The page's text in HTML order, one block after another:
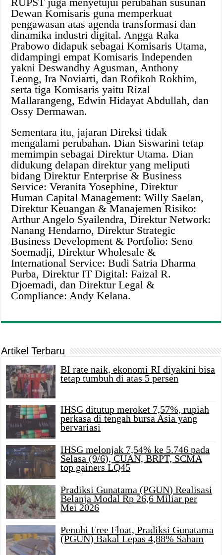
Dewan Komisaris guna memperkuat
pengawasan atas agenda transformasi dan
dinamika industri digital. Angga Raka
Prabowo didapuk sebagai Komisaris Utama,
didampingi empat Komisaris Independen
yakni Deswandhy Agusman, Anthony
Leong, Ira Noviarti, dan Rofikoh Rokhim,
serta tiga Komisaris yaitu Rizal
Mallarangeng, Edwin Hidayat Abdullah, dan
Ossy Dermawan.
Sementara itu, jajaran Direksi tidak
mengalami perubahan. Dian Siswarini tetap
memimpin sebagai Direktur Utama. Dian
didukung delapan direktur yang meliputi
bidang Direktur Enterprise & Business
Service: Veranita Yosephine, Direktur
Human Capital Management: Willy Saelan,
Direktur Keuangan & Manajemen Risiko:
Arthur Angelo Syailendra, Direktur Network:
Nanang Hendarno, Direktur Strategic
Business Development & Portfolio: Seno
Soemadji, Direktur Wholesale &
International Service: Budi Satria Dharma
Purba, Direktur IT Digital: Faizal R.
Djoemadi, dan Direktur Legal &
Compliance: Andy Kelana.
Artikel Terbaru
BI rate naik, ekonomi RI diyakini bisa
tetap tumbuh di atas 5 persen
IHSG ditutup meroket 7,57%, rupiah
perkasa di tengah bursa Asia yang
bervariasi
IHSG melonjak 7,54% ke 5.746 pada
Selasa (9/6), CUAN, BRPT, SCMA
top gainers LQ45
Pradiksi Gunatama (PGUN) Realisasi
Belanja Modal Rp 26,6 Miliar per
Mei 2026
Penuhi Free Float, Pradiksi Gunatama
(PGUN) Bakal Lepas 4,88% Saham